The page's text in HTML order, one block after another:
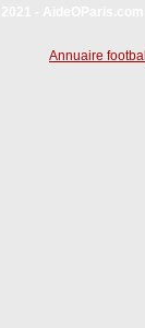
Annuaire football